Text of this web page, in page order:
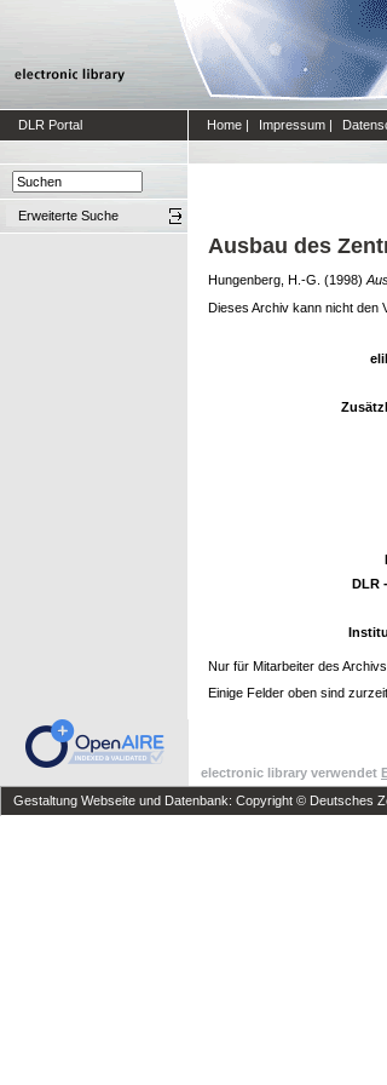
DLR Portal Home | Impressum |
Erweiterte Suche
Ausbau des
Hungenberg, H.-G. (1998)
Dieses Archiv kann nicht den
DLR
Nur für Mitarbeiter des
Einige Felder oben sind
electronic library verwendet
Gestaltung Webseite und Datenbank: Copyright © Deutsches